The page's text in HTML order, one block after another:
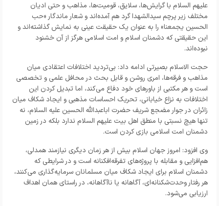
علیهم السلام با گرایش‌ها، سلایق، قومیت‌ها، مذاهب و حتی ادیان
مختلف زیر پرچم سیدالشهدا گرد هم آمده‌اند و شعار ماندگار «حب
الحسین یجمعنا» را به عنوان یک حقیقت عینی به نمایش گذاشته‌اند و
این حقیقتی که دشمنان اسلام و امت اسلامی هرگز از آن خشنود
نبوده‌اند.
حجت الاسلام بصیرتی ادامه داد: بی‌تردید اختلافات اعتقادی میان
مذاهب و فرقه‌ها، امری روشن و قابل بحث در محافل علمی و تخصصی
است و هر مکتبی از باور‌های خود دفاع می‌کند، اما تبدیل کردن این
اختلافات به نزاع خیابانی، تحریک احساسات مذهبی و ایجاد شکاف میان
زائران در جوار مضجع شریف حضرت اباعبدالله الحسین علیه السلام، نه
تنها هیچ نسبتی با منطق اهل بیت علیهم السلام ندارد بلکه در زمین
دشمنان امت اسلامی بازی کردن است.
وی افزود: امروز جهان اسلام بیش از هر زمان دیگری نیازمند همدلی،
هم‌افزایی و مقابله با پروژه‌های تفرقه‌افکنانه است و در شرایطی که
دشمنان اسلام برای ایجاد شکاف میان مسلمانان سرمایه‌گذاری می‌کنند،
هر رفتار وحدت‌شکنانه‌ای، آگاهانه یا ناآگاهانه، در راستای همان اهداف
ارزیابی می‌شود.